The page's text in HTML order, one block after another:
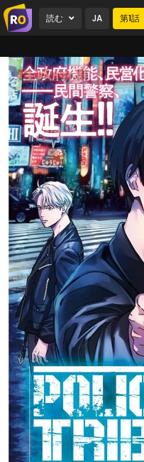
読む JA 第1話